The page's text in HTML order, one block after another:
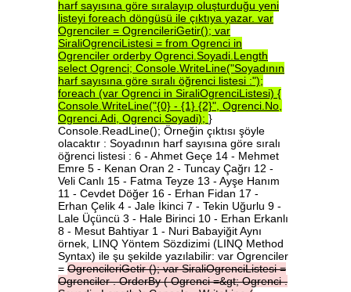
harf sayısına göre sıralayıp oluşturduğu yeni
listeyi foreach döngüsü ile çıktıya yazar. var
Ogrenciler = OgrencileriGetir(); var
SiraliOgrenciListesi = from Ogrenci in
Ogrenciler orderby Ogrenci.Soyadi.Length
select Ogrenci; Console.WriteLine("Soyadının
harf sayısına göre sıralı öğrenci listesi :");
foreach (var Ogrenci in SiraliOgrenciListesi) {
Console.WriteLine("{0} - {1} {2}", Ogrenci.No,
Ogrenci.Adi, Ogrenci.Soyadi); }
Console.ReadLine(); Örneğin çıktısı şöyle
olacaktır : Soyadının harf sayısına göre sıralı
öğrenci listesi : 6 - Ahmet Geçe 14 - Mehmet
Emre 5 - Kenan Oran 2 - Tuncay Çağrı 12 -
Veli Canlı 15 - Fatma Teyze 13 - Ayşe Hanım
11 - Cevdet Döğer 16 - Erhan Fidan 17 -
Erhan Çelik 4 - Jale İkinci 7 - Tekin Uğurlu 9 -
Lale Üçüncü 3 - Hale Birinci 10 - Erhan Erkanlı
8 - Mesut Bahtiyar 1 - Nuri Babayiğit Aynı
örnek, LINQ Yöntem Sözdizimi (LINQ Method
Syntax) ile şu şekilde yazılabilir: var Ogrenciler
= OgrencileriGetir();varSiraliOgrenciListesi=
Ogrenciler.OrderBy(Ogrenci=&gt;Ogrenci.